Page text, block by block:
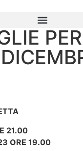
21.00
ORE 19.00